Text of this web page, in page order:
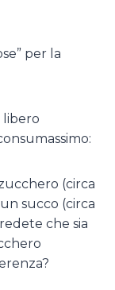
per la
(circa
succo (circa
che sia